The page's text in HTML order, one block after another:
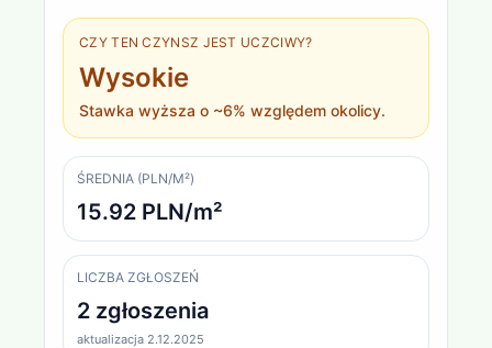
CZY TEN CZYNSZ JEST UCZCIWY?
Wysokie
Stawka wyższa o ~6% względem okolicy.
ŚREDNIA (PLN/M²)
15.92 PLN/m²
LICZBA ZGŁOSZEŃ
2 zgłoszenia
aktualizacja 2.12.2025